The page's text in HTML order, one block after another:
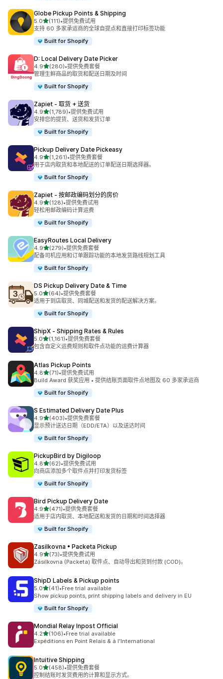
Globe Pickup Points & Shipping
5.0星（满分 5 星）
(111)
总共 111 条评论
•提供免费试用
支持 60 多家承运商的全球自提点和直接打印标签功能
Built for Shopify
D: Local Delivery Date Picker
4.9星（满分 5 星）
(280)
总共 280 条评论
•提供免费套餐
管理生鲜商品的取货和配送日期及时间
Built for Shopify
Zapiet ‑ 取货 + 送货
4.9星（满分 5 星）
(1,789)
总共 1789 条评论
•提供免费试用
安排您的提货、送货和发货订单
Built for Shopify
Pickup Delivery Date Pickeasy
4.9星（满分 5 星）
(1,261)
总共 1261 条评论
•提供免费套餐
用于店内取货和本地配送的订单配送日期选择器。
Built for Shopify
Zapiet ‑ 按邮政编码划分的房价
4.9星（满分 5 星）
(128)
总共 128 条评论
•提供免费试用
轻松用邮政编码计算运费
Built for Shopify
EasyRoutes Local Delivery
4.9星（满分 5 星）
(279)
总共 279 条评论
•提供免费套餐
配备司机应用和订单跟踪功能的本地发货路线规划工具
Built for Shopify
DS Pickup Delivery Date & Time
5.0星（满分 5 星）
(64)
总共 64 条评论
•提供免费套餐
适用于到店取货、同城配送和发货的配送解决方案。
Built for Shopify
ShipX ‑ Shipping Rates & Rules
5.0星（满分 5 星）
(1,161)
总共 1161 条评论
•提供免费套餐
包含自定义运费规则和取件点功能的运费计算器
Atlas Pickup Points
4.8星（满分 5 星）
(71)
总共 71 条评论
•提供免费试用
Build Award 获奖应用 • 提供结账页面取件点地图及 60 多家承运商
Built for Shopify
S Estimated Delivery Date Plus
4.9星（满分 5 星）
(403)
总共 403 条评论
•提供免费套餐
显示预计送达日期（EDD/ETA）以及送达时间
Built for Shopify
PickupBird by Digiloop
4.8星（满分 5 星）
(62)
总共 62 条评论
•提供免费试用
向商店添加多个取件点并打印发货标签
Built for Shopify
Bird Pickup Delivery Date
4.9星（满分 5 星）
(471)
总共 471 条评论
•提供免费套餐
适用于店内取货、本地配送和发货的日期和时间选择器
Built for Shopify
Zasilkovna • Packeta Pickup
4.9星（满分 5 星）
(73)
总共 73 条评论
•提供免费试用
Zásilkovna (Packeta) 取件点、自动导出和货到付款 (COD)。
ShipD Labels & Pickup points
5.0星（满分 5 星）
(41)
总共 41 条评论
•Free trial available
Show pickup points, print shipping labels and delivery in EU
Built for Shopify
Mondial Relay Inpost Official
4.2星（满分 5 星）
(106)
总共 106 条评论
•Free trial available
Expéditions en Point Relais & à l'International
Intuitive Shipping
5.0星（满分 5 星）
(458)
总共 458 条评论
•提供免费套餐
控制结账时发货费用的计算和显示方式。